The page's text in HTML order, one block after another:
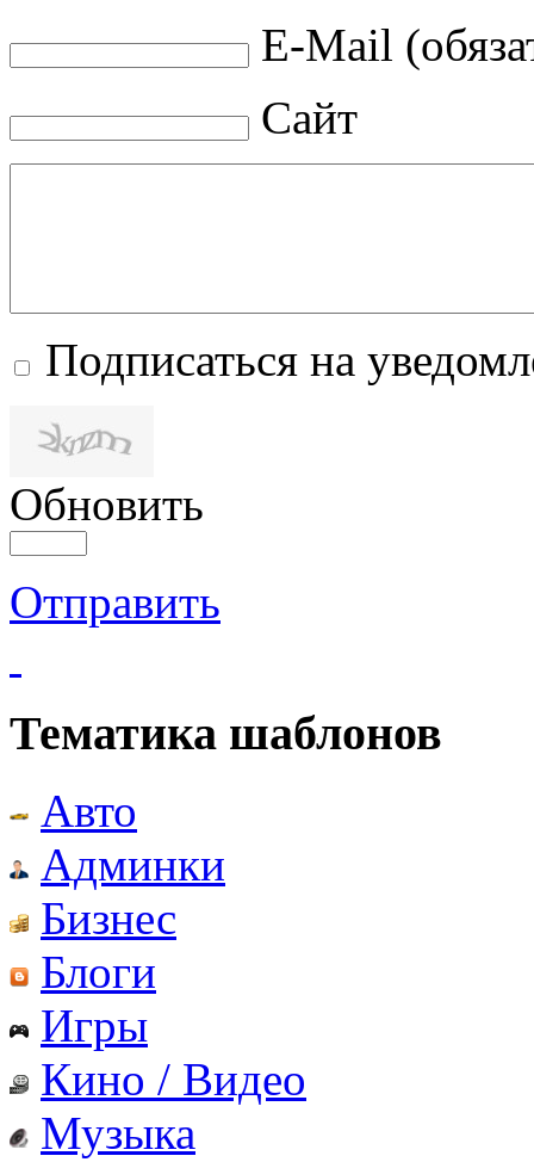
E-Mail
Сайт
Подписаться на
Обновить
Отправить
Тематика шаблонов
Авто
Админки
Бизнес
Блоги
Игры
Кино / Видео
Музыка